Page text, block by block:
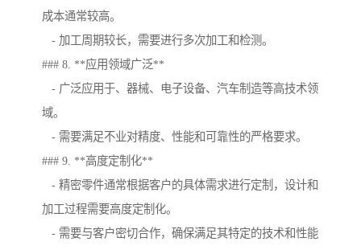
成本通常较高。
- 加工周期较长，需要进行多次加工和检测。
### 8. **应用领域广泛**
- 广泛应用于、器械、电子设备、汽车制造等高技术领
域。
- 需要满足不业对精度、性能和可靠性的严格要求。
### 9. **高度定制化**
- 精密零件通常根据客户的具体需求进行定制，设计和
加工过程需要高度定制化。
- 需要与客户密切合作，确保满足其特定的技术和性能